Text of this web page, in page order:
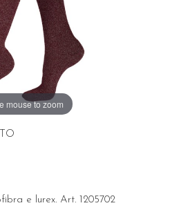
mouse to zoom
e lurex. Art. 1205702